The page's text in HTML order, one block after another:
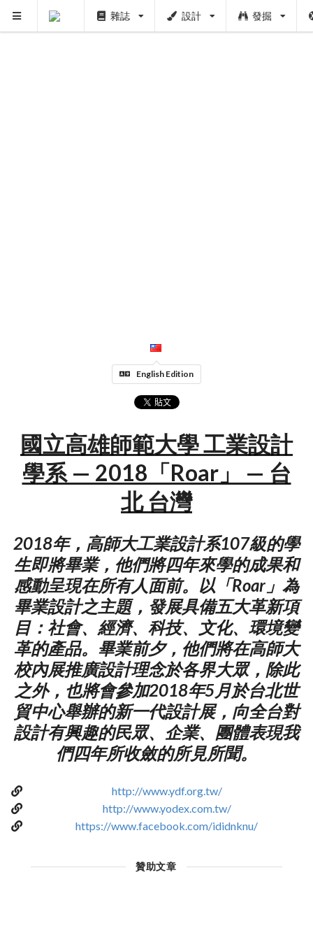
雜誌 設計 發掘
English Edition
國立高雄師範大學 工業設計
學系 — 2018「Roar」 — 台
北 台灣
2018年，高師大工業設計系107級的學
生即將畢業，他們將四年來學的成果和
感動呈現在所有人面前。以「Roar」為
畢業設計之主題，發展具備五大革新項
目：社會、經濟、科技、文化、環境變
革的產品。畢業前夕，他們將在高師大
校內展推廣設計理念於各界大眾，除此
之外，也將會參加2018年5月於台北世
貿中心舉辦的新一代設計展，向全台對
設計有興趣的民眾、企業、團體表現我
們四年所收斂的所見所聞。
http://www.ydf.org.tw/
http://www.yodex.com.tw/
https://www.facebook.com/ididnknu/
贊助文章